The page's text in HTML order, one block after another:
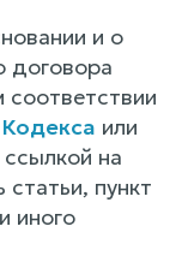
и о
договора
или
на
пункт
иного